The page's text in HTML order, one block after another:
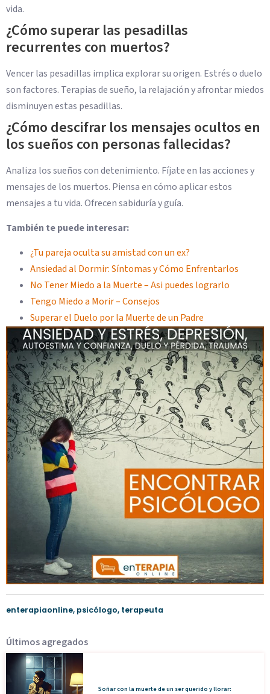
vida.
¿Cómo superar las pesadillas
recurrentes con muertos?
Vencer las pesadillas implica explorar su origen. Estrés o duelo
son factores. Terapias de sueño, la relajación y afrontar miedos
disminuyen estas pesadillas.
¿Cómo descifrar los mensajes ocultos en
los sueños con personas fallecidas?
Analiza los sueños con detenimiento. Fíjate en las acciones y
mensajes de los muertos. Piensa en cómo aplicar estos
mensajes a tu vida. Ofrecen sabiduría y guía.
También te puede interesar:
¿Tu pareja oculta su amistad con un ex?
Ansiedad al Dormir: Síntomas y Cómo Enfrentarlos
No Tener Miedo a la Muerte – Asi puedes lograrlo
Tengo Miedo a Morir – Consejos
Superar el Duelo por la Muerte de un Padre
enterapiaonline, psicólogo, terapeuta
Últimos agregados
Soñar con la muerte de un ser querido y llorar: